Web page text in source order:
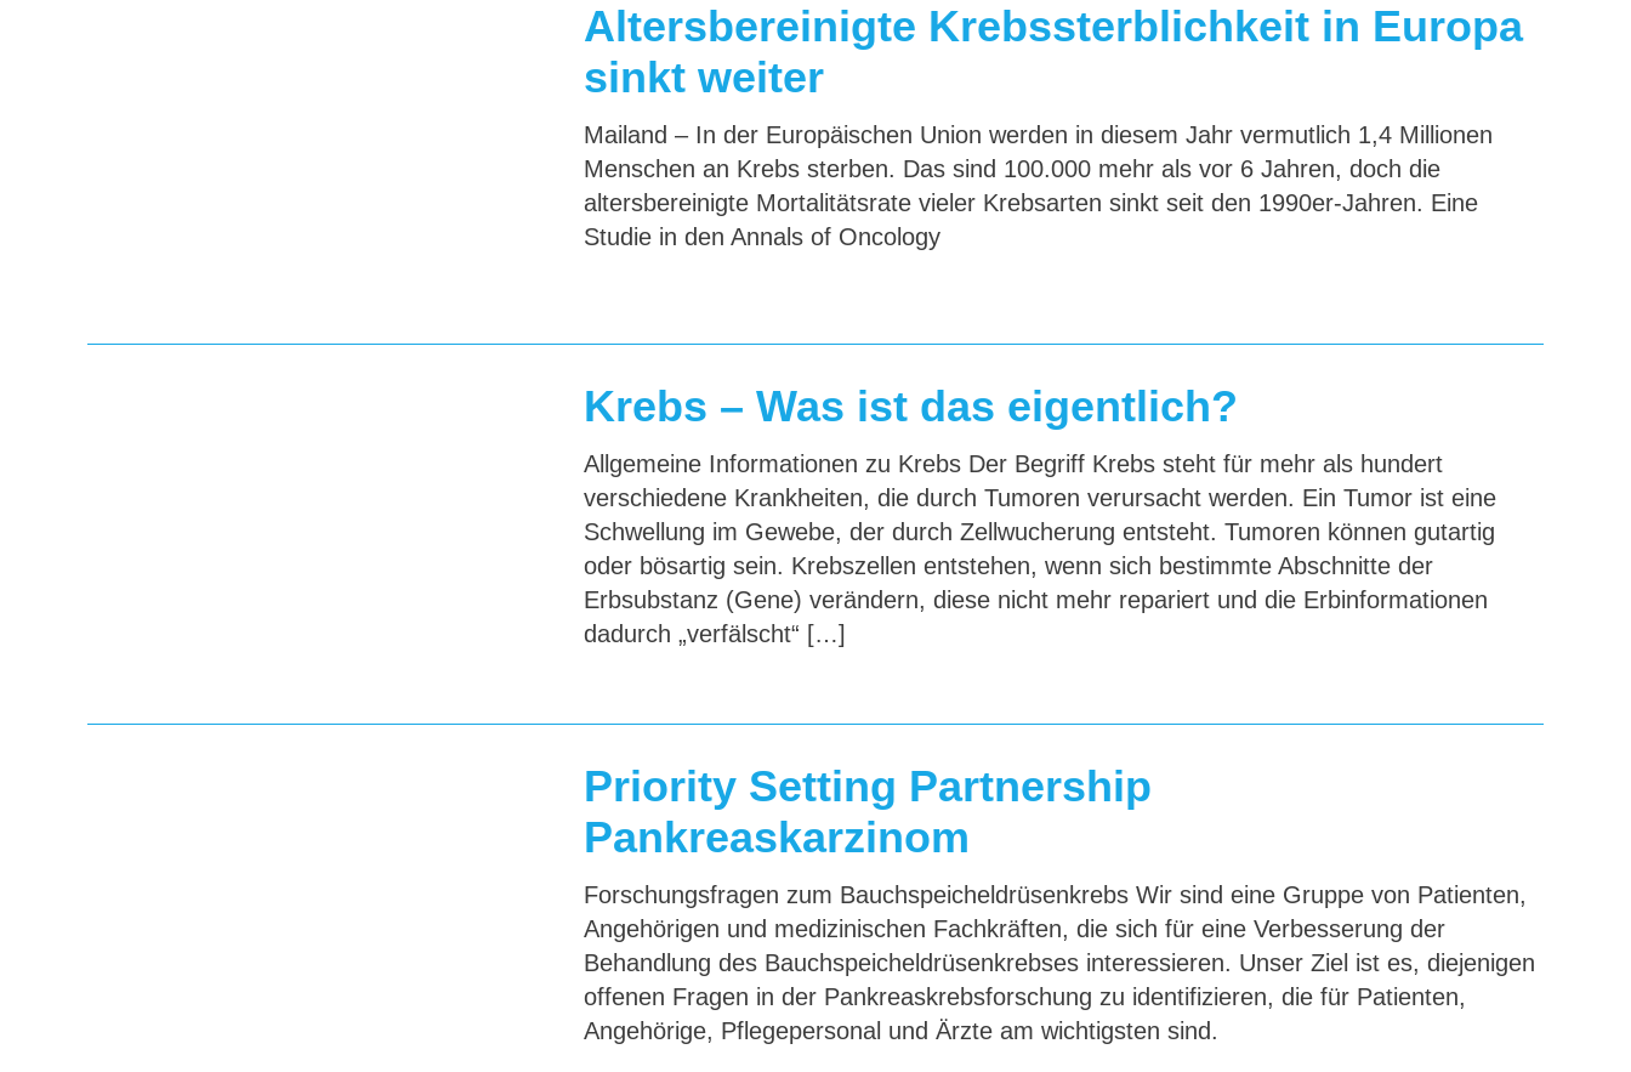
Altersbereinigte Krebssterblichkeit in Europa
sinkt weiter
Mailand – In der Europäischen Union werden in diesem Jahr vermutlich 1,4 Millionen
Menschen an Krebs sterben. Das sind 100.000 mehr als vor 6 Jahren, doch die
altersbereinigte Mortalitätsrate vieler Krebsarten sinkt seit den 1990er-Jahren. Eine
Studie in den Annals of Oncology
Krebs – Was ist das eigentlich?
Allgemeine Informationen zu Krebs Der Begriff Krebs steht für mehr als hundert
verschiedene Krankheiten, die durch Tumoren verursacht werden. Ein Tumor ist eine
Schwellung im Gewebe, der durch Zellwucherung entsteht. Tumoren können gutartig
oder bösartig sein. Krebszellen entstehen, wenn sich bestimmte Abschnitte der
Erbsubstanz (Gene) verändern, diese nicht mehr repariert und die Erbinformationen
dadurch „verfälscht“ […]
Priority Setting Partnership
Pankreaskarzinom
Forschungsfragen zum Bauchspeicheldrüsenkrebs Wir sind eine Gruppe von Patienten,
Angehörigen und medizinischen Fachkräften, die sich für eine Verbesserung der
Behandlung des Bauchspeicheldrüsenkrebses interessieren. Unser Ziel ist es, diejenigen
offenen Fragen in der Pankreaskrebsforschung zu identifizieren, die für Patienten,
Angehörige, Pflegepersonal und Ärzte am wichtigsten sind.